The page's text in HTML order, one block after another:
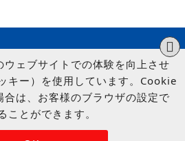
GROUP Co., Ltd.
ェブサイトでの体験を向上させ
キー）を使用しています。Cookie
は、お客様のブラウザの設定で
とができます。